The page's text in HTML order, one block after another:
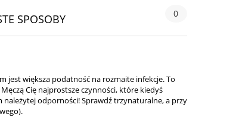
SPOSOBY 0
jest większa podatność na rozmaite infekcje. To
Cię najprostsze czynności, które kiedyś
należytej odporności! Sprawdź trzynaturalne, a przy